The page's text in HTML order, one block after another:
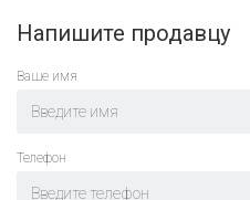
Напишите продавцу
Ваше имя
Телефон